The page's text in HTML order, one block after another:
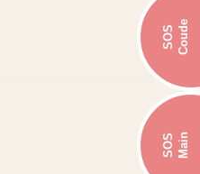
SOS Coude
SOS Main